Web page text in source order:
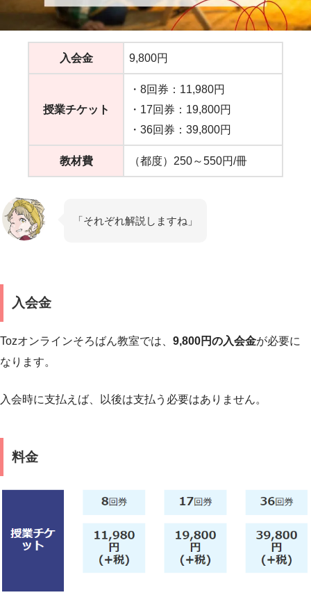
入会金 9,800円
授業チケット
・8回券：11,980円
・17回券：19,800円
・36回券：39,800円
教材費 （都度）250～550円/冊
「それぞれ解説しますね」
入会金
Tozオンラインそろばん教室では、 9,800円の入会金が必要に
なります。
入会時に支払えば、以後は支払う必要はありません。
料金